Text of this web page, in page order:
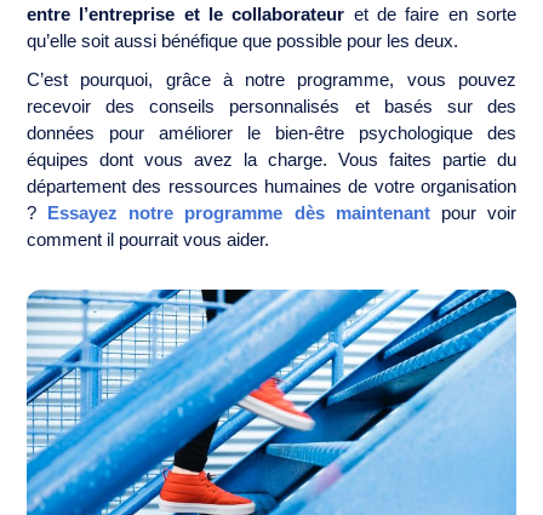
entre l’entreprise et le collaborateur et de faire en sorte
qu’elle soit aussi bénéfique que possible pour les deux.
C’est pourquoi, grâce à notre programme, vous pouvez
recevoir des conseils personnalisés et basés sur des
données pour améliorer le bien-être psychologique des
équipes dont vous avez la charge. Vous faites partie du
département des ressources humaines de votre organisation
?
Essayez notre programme dès maintenantpour voir
comment il pourrait vous aider.